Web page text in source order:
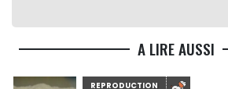
A LIRE AUSSI
REPRODUCTION